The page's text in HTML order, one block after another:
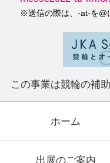
※送信の際は、-at-を@
この事業は競輪の補
ホーム
出展のご案内